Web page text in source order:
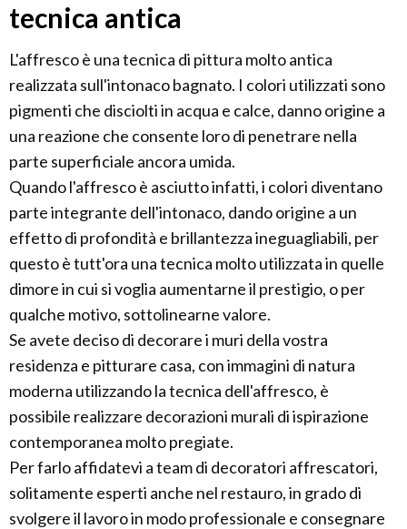
tecnica antica
L'affresco è una tecnica di pittura molto antica
realizzata sull'intonaco bagnato. I colori utilizzati sono
pigmenti che disciolti in acqua e calce, danno origine a
una reazione che consente loro di penetrare nella
parte superficiale ancora umida.
Quando l'affresco è asciutto infatti, i colori diventano
parte integrante dell'intonaco, dando origine a un
effetto di profondità e brillantezza ineguagliabili, per
questo è tutt'ora una tecnica molto utilizzata in quelle
dimore in cui si voglia aumentarne il prestigio, o per
qualche motivo, sottolinearne valore.
Se avete deciso di decorare i muri della vostra
residenza e pitturare casa, con immagini di natura
moderna utilizzando la tecnica dell'affresco, è
possibile realizzare decorazioni murali di ispirazione
contemporanea molto pregiate.
Per farlo affidatevi a team di decoratori affrescatori,
solitamente esperti anche nel restauro, in grado di
svolgere il lavoro in modo professionale e consegnare